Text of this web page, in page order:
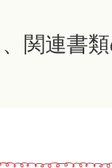
関連書